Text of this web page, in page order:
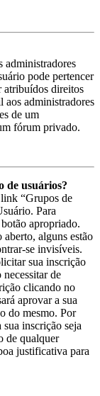
administradores
pode pertencer
atribuídos direitos
aos administradores
de um
fórum privado.
de usuários?
“Grupos de
Para
apropriado.
aberto, alguns estão
se invisíveis.
sua inscrição
de
clicando no
aprovar a sua
do mesmo. Por
inscrição seja
de qualquer
justificativa para